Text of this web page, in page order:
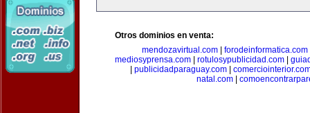
Otros dominios en venta:
mendozavirtual.com| forodeinformatica.com
mediosyprensa.com
rotulosypublicidad.com
publicidadparaguay.com
natal.com|